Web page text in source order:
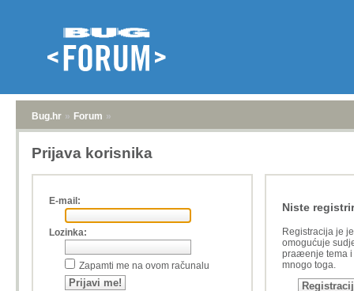
Bug.hr » Forum »
Prijava korisnika
E-mail:
Lozinka:
Zapamti me na ovom računalu
Niste
Registracija je
omogućuje
praæenje tema i
mnogo toga.